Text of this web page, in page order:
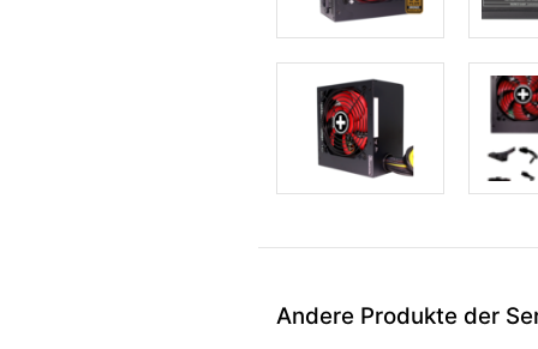
Andere Produkte der